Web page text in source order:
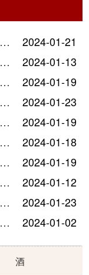
南京雨花石好抽吗测评 南京好抽的烟排行
2024-01-21
钻石尚风可可好抽吗 钻石尚风可可细支香烟口感分析
2024-01-13
七匹狼软灰好抽吗 七匹狼软灰口感分析
2024-01-19
天子中支香烟哪里产的 天子中支香烟好抽吗
2024-01-23
云烟小熊猫家园怎么样好抽吗 云烟小熊猫家园口感评测
2024-01-19
兰州黑中支售价及图片 兰州黑中支口感怎么样
2024-01-18
中华金中支香烟口感怎么样 中华金中支香烟口感特点
2024-01-19
黄金叶天韵好抽吗 黄金叶天韵香烟价格表一览
2024-01-12
长白山韵藏天下细支烟怎么样 长白山韵藏天下细支多少一包
2024-01-23
双喜经典工坊好抽吗 双喜经典工坊香烟怎么样
2024-01-02
酒